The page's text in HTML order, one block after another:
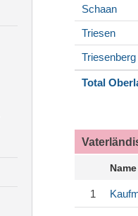
Schaan
Triesen
Triesenberg
Total
Name
1